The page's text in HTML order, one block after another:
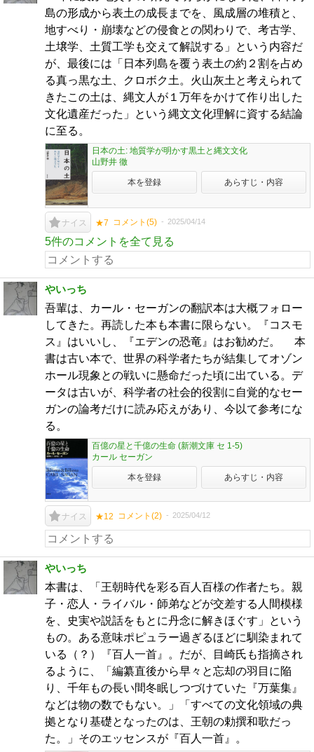
島の形成から表土の成長までを、風成層の堆積と、
地すべり・崩壊などの侵食との関わりで、考古学、
土壌学、土質工学も交えて解説する」という内容だ
が、最後には「日本列島を覆う表土の約２割を占め
る真っ黒な土、クロボク土。火山灰土と考えられて
きたこの土は、縄文人が１万年をかけて作り出した
文化遺産だった」という縄文文化理解に資する結論
に至る。
日本の土: 地質学が明かす黒土と縄文文化
山野井 徹
本を登録 あらすじ・内容
ナイス ★7 コメント(5) 2025/04/14
5件のコメントを全て見る
やいっち
吾輩は、カール・セーガンの翻訳本は大概フォロー
してきた。再読した本も本書に限らない。『コスモ
ス』はいいし、『エデンの恐竜』はお勧めだ。 本
書は古い本で、世界の科学者たちが結集してオゾン
ホール現象との戦いに懸命だった頃に出ている。デ
ータは古いが、科学者の社会的役割に自覚的なセー
ガンの論考だけに読み応えがあり、今以て参考にな
る。
百億の星と千億の生命 (新潮文庫 セ 1-5)
カール セーガン
本を登録 あらすじ・内容
ナイス ★12 コメント(2) 2025/04/12
やいっち
本書は、「王朝時代を彩る百人百様の作者たち。親
子・恋人・ライバル・師弟などが交差する人間模様
を、史実や説話をもとに丹念に解きほぐす」という
もの。ある意味ポピュラー過ぎるほどに馴染まれて
いる（？）『百人一首』。だが、目崎氏も指摘され
るように、「編纂直後から早々と忘却の羽目に陥
り、千年もの長い間冬眠しつづけていた『万葉集』
などは物の数でもない。」「すべての文化領域の典
拠となり基礎となったのは、王朝の勅撰和歌だっ
た。」そのエッセンスが『百人一首』。